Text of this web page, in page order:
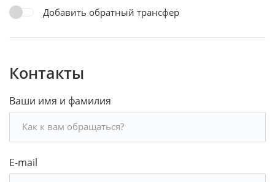
Добавить обратный трансфер
Контакты
Ваши имя и фамилия
E-mail